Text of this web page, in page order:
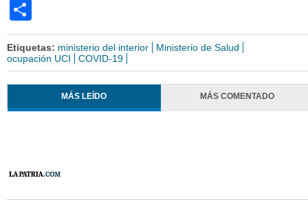
Etiquetas: ministerio del interior
Ministerio de Salud
ocupación UCI
COVID-19
MÁS LEÍDO MÁS COMENTADO